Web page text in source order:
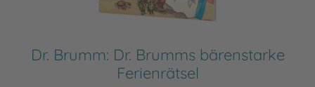
Dr. Brumm: Dr. Brumms bärenstarke
Ferienrätsel